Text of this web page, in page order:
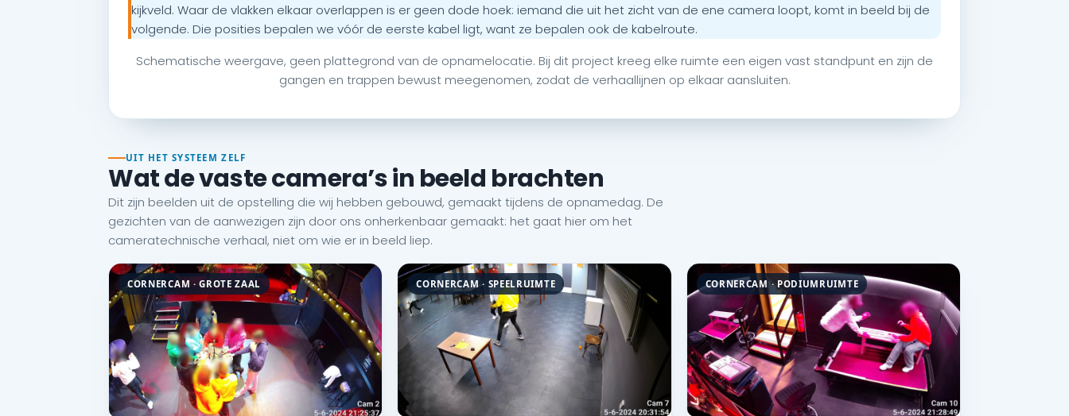
kijkveld. Waar de vlakken elkaar overlappen is er geen dode hoek: iemand die uit het zicht van de ene camera loopt, komt in beeld bij de
volgende. Die posities bepalen we vóór de eerste kabel ligt, want ze bepalen ook de kabelroute.
Schematische weergave, geen plattegrond van de opnamelocatie. Bij dit project kreeg elke ruimte een eigen vast standpunt en zijn de
gangen en trappen bewust meegenomen, zodat de verhaallijnen op elkaar aansluiten.
UIT HET SYSTEEM ZELF
Wat de vaste camera’s in beeld brachten
Dit zijn beelden uit de opstelling die wij hebben gebouwd, gemaakt tijdens de opnamedag. De
gezichten van de aanwezigen zijn door ons onherkenbaar gemaakt: het gaat hier om het
cameratechnische verhaal, niet om wie er in beeld liep.
CORNERCAM · GROTE ZAAL CORNERCAM · SPEELRUIMTE CORNERCAM · PODIUMRUIMTE